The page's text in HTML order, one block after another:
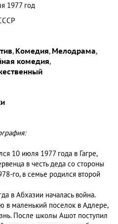
1977 год
, Комедия, Мелодрама,
комедия,
10 июля 1977 года в Гагре,
в честь деда со стороны
го, в семье родился второй
в Абхазии началась война.
в маленький поселок в Адлере,
После школы Ашот поступил